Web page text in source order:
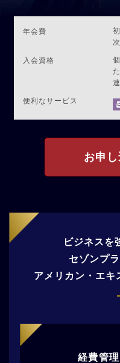
年会費
入会資格
便利なサービス
お申
ビジネスを
セゾンプ
アメリカン・エ
経費管